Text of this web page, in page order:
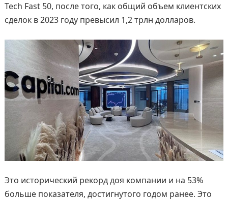
Tech Fast 50, после того, как общий объем клиентских
сделок в 2023 году превысил 1,2 трлн долларов.
Это исторический рекорд доя компании и на 53%
больше показателя, достигнутого годом ранее. Это